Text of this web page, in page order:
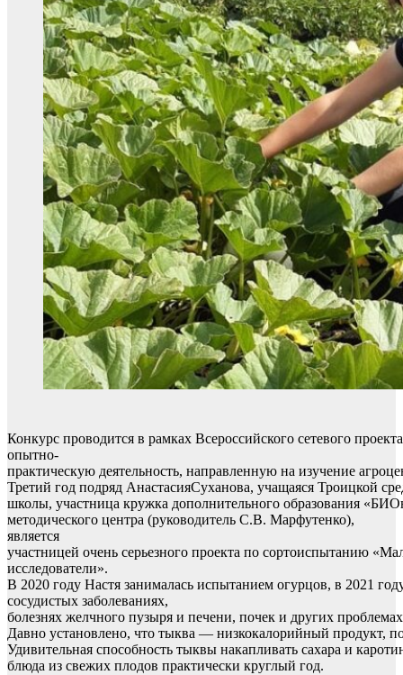
Конкурс проводится в рамках Всероссийского сетевого
опытно-
практическую деятельность, направленную на изучение
Третий год подряд АнастасияСуханова, учащаяся Троицкой
школы, участница кружка дополнительного образования
методического центра (руководитель С.В. Марфутенко),
является
участницей очень серьезного проекта по сортоиспытанию
исследователи».
В 2020 году Настя занималась испытанием огурцов, в 2021
сосудистых заболеваниях,
болезнях желчного пузыря и печени, почек и других
Давно установлено, что тыква — низкокалорийный продукт,
Удивительная способность тыквы накапливать сахара и
блюда из свежих плодов практически круглый год.